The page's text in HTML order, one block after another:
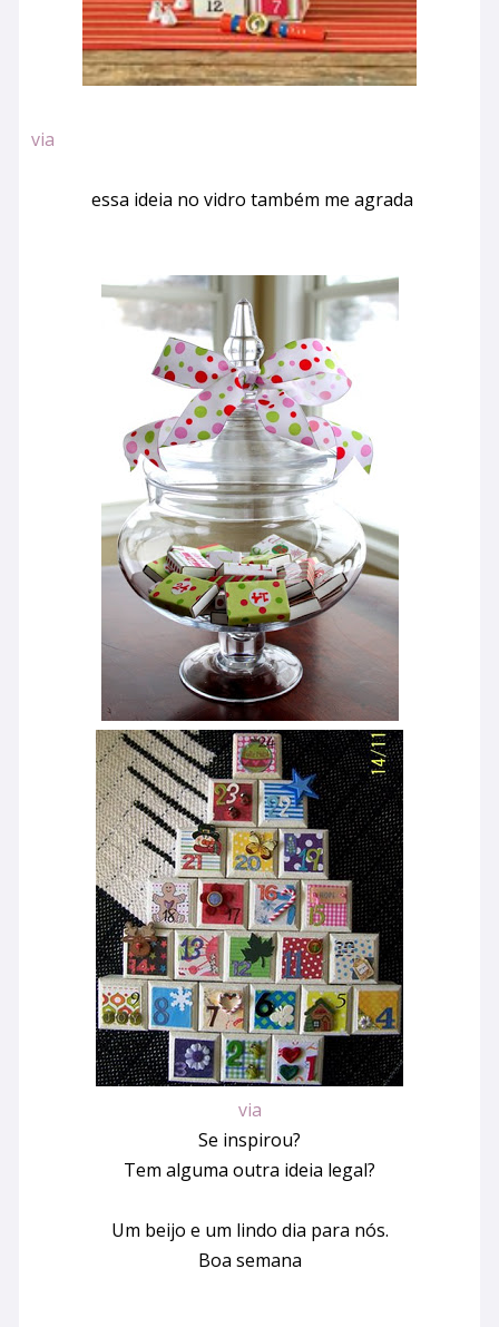
via
essa ideia no vidro também me agrada
via
Se inspirou?
Tem alguma outra ideia legal?
Um beijo e um lindo dia para nós.
Boa semana